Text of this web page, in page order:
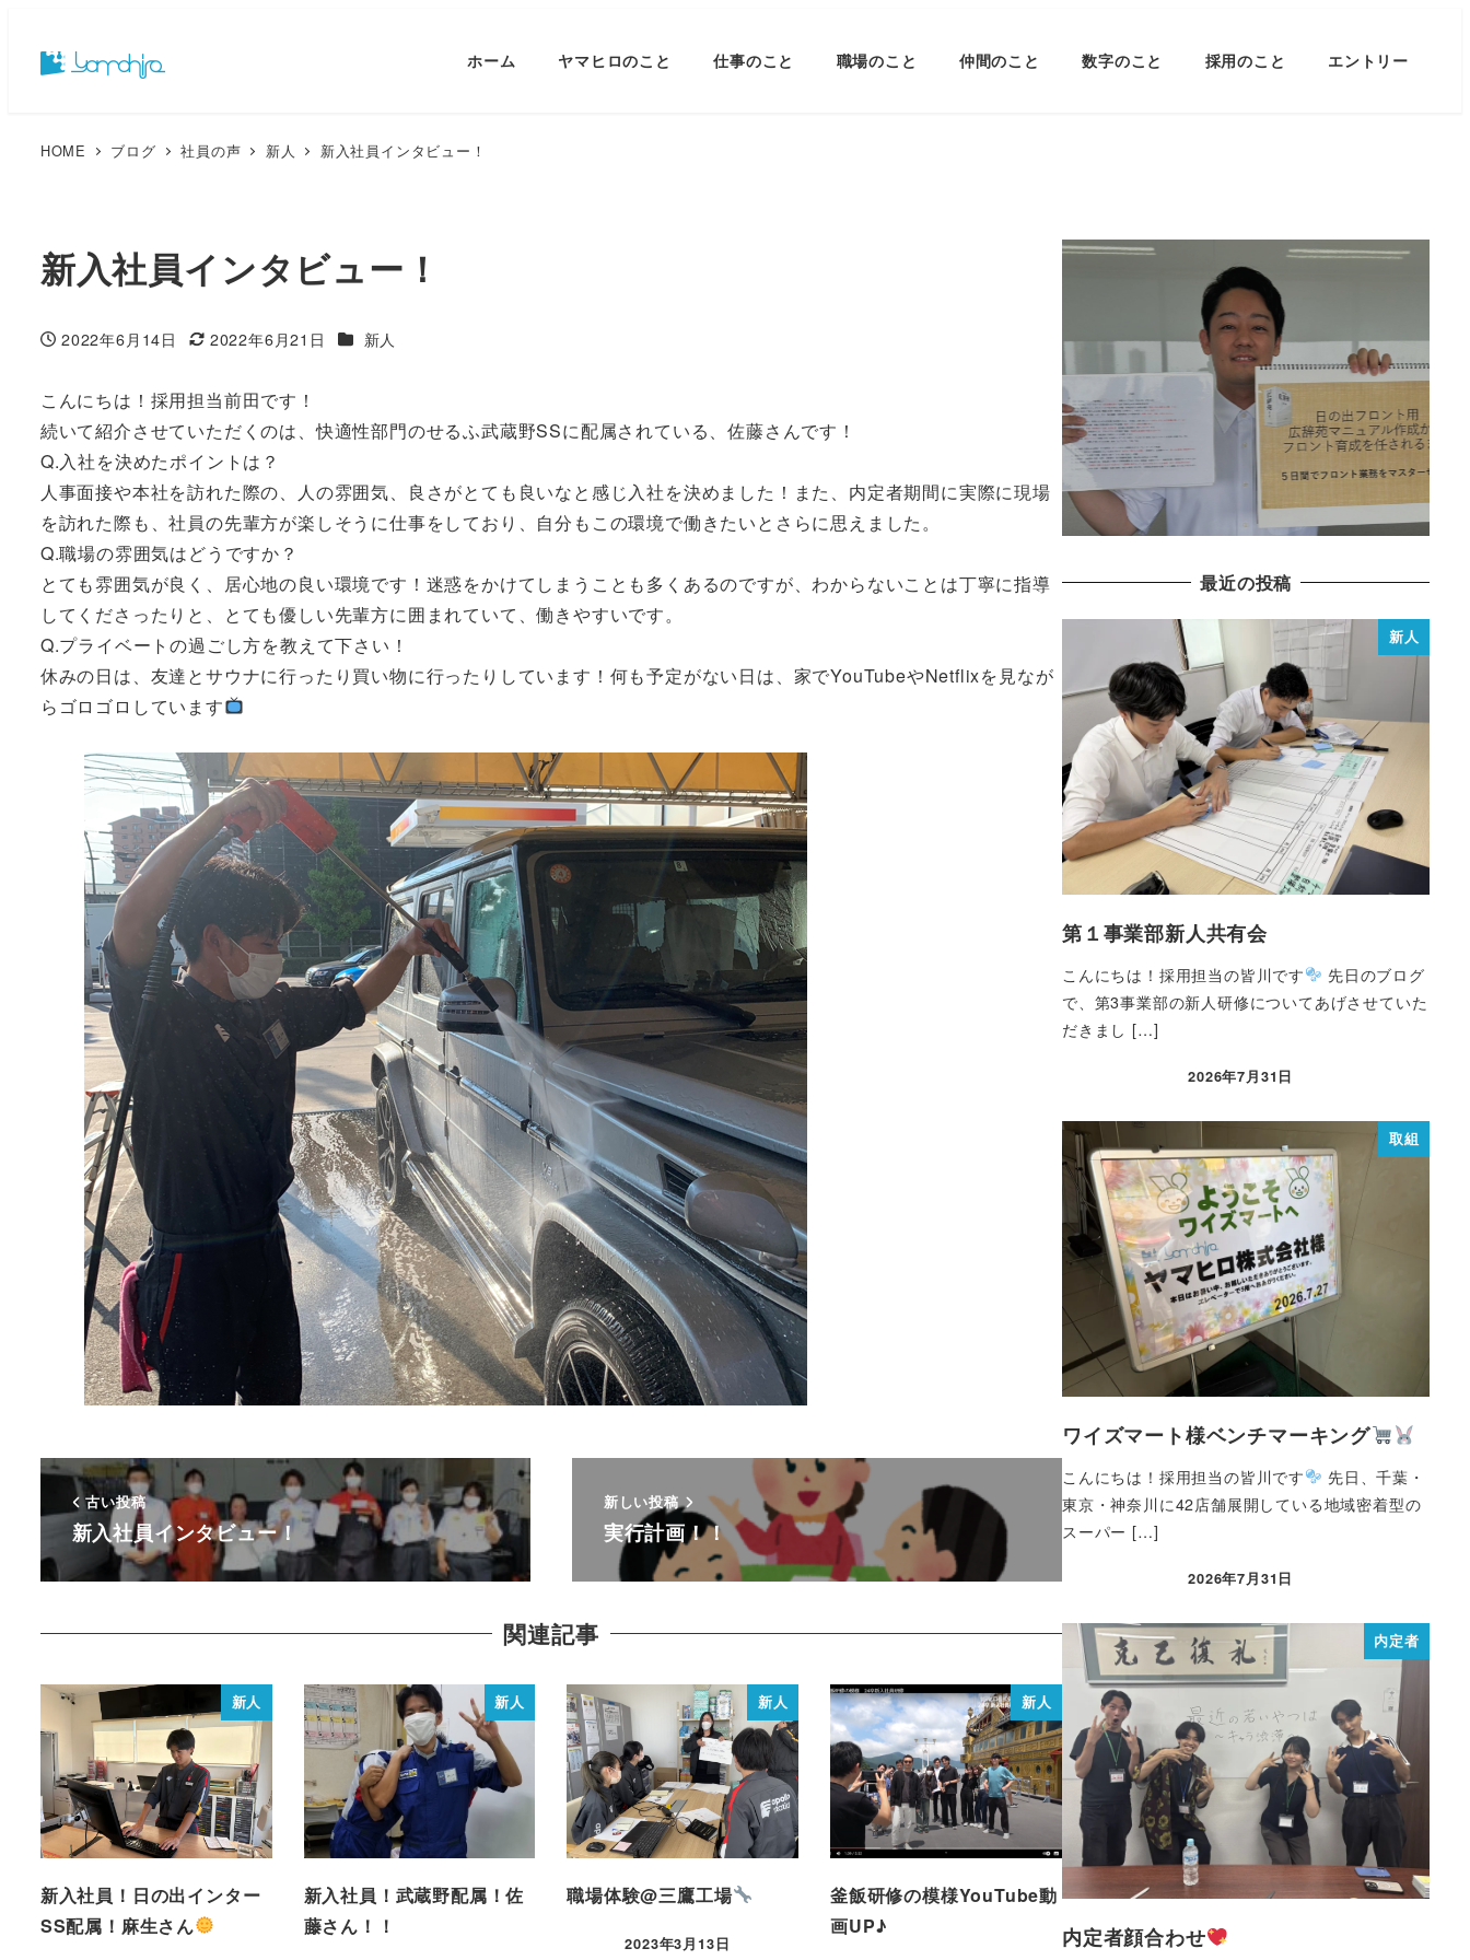
ホーム ヤマヒロのこと 仕事のこと 職場のこと 仲間のこと 数字のこと 採用のこと エントリー
HOME ブログ 社員の声 新人 新入社員インタビュー！
新入社員インタビュー！
投稿日
2022年6月14日
更新日
2022年6月21日 カテゴリー
新人
こんにちは！採用担当前田です！
続いて紹介させていただくのは、快適性部門のせるふ武蔵野SSに配属されている、佐藤さんです！
Q.入社を決めたポイントは？
人事面接や本社を訪れた際の、人の雰囲気、良さがとても良いなと感じ入社を決めました！また、内定者期間に実際に現場
を訪れた際も、社員の先輩方が楽しそうに仕事をしており、自分もこの環境で働きたいとさらに思えました。
Q.職場の雰囲気はどうですか？
とても雰囲気が良く、居心地の良い環境です！迷惑をかけてしまうことも多くあるのですが、わからないことは丁寧に指導
してくださったりと、とても優しい先輩方に囲まれていて、働きやすいです。
Q.プライベートの過ごし方を教えて下さい！
休みの日は、友達とサウナに行ったり買い物に行ったりしています！何も予定がない日は、家でYouTubeやNetflixを見なが
らゴロゴロしています
古い投稿
新入社員インタビュー！
新しい投稿
実行計画！！
関連記事
新人
新入社員！日の出インター
SS配属！麻生さん
新人
新入社員！武蔵野配属！佐
藤さん！！
新人
職場体験@三鷹工場
2023年3月13日
新人
釜飯研修の模様YouTube動
画UP♪
育成面談を実施していま
2024年8月7日
READ MORE
最近の投稿
新人
第１事業部新人共有会
こんにちは！採用担当の皆川です
先日のブログ
で、第3事業部の新人研修についてあげさせていた
だきまし […]
2026年7月31日
取組
ワイズマート様ベンチマーキング
こんにちは！採用担当の皆川です
先日、千葉・
東京・神奈川に42店舗展開している地域密着型の
スーパー […]
2026年7月31日
内定者
内定者顔合わせ